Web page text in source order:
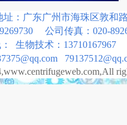
东广州市海珠区敦和路
公司传真：020-
生物技术：13710167967